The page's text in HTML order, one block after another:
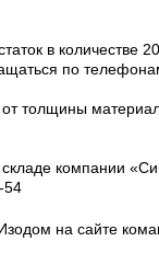
в количестве
по
толщины
компании
54
на сайте